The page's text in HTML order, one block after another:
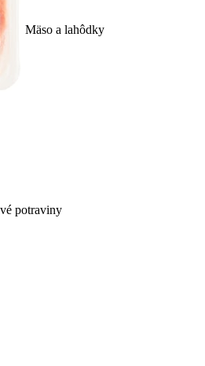
Mäso a lahôdky
potraviny